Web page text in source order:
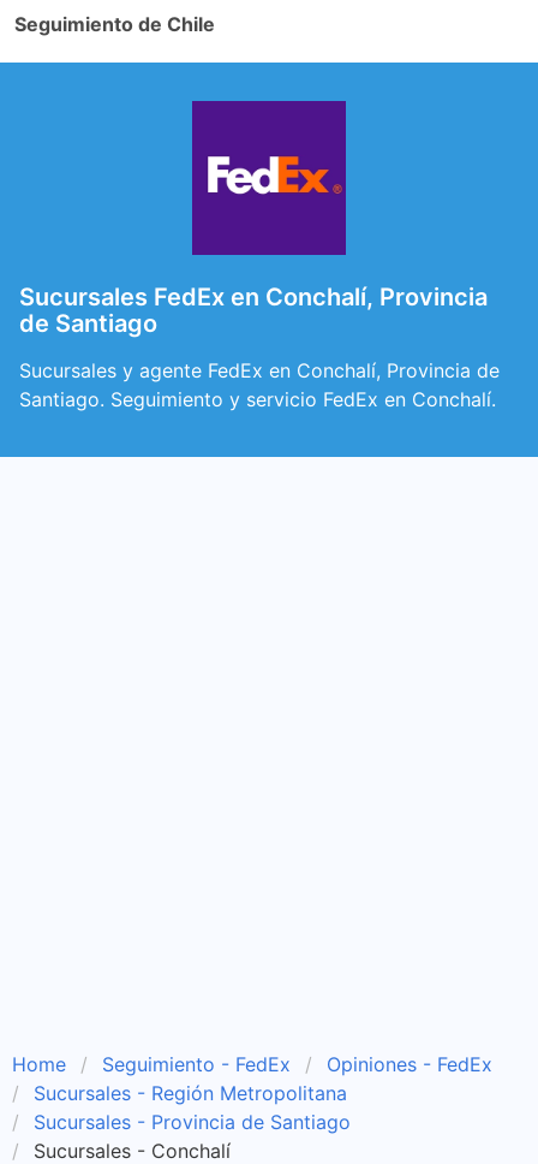
Seguimiento de Chile
Sucursales FedEx en Conchalí, Provincia
de Santiago
Sucursales y agente FedEx en Conchalí, Provincia de
Santiago. Seguimiento y servicio FedEx en Conchalí.
Home Seguimiento - FedEx
Opiniones - FedEx
Sucursales - Región Metropolitana
Sucursales - Provincia de Santiago
Sucursales - Conchalí